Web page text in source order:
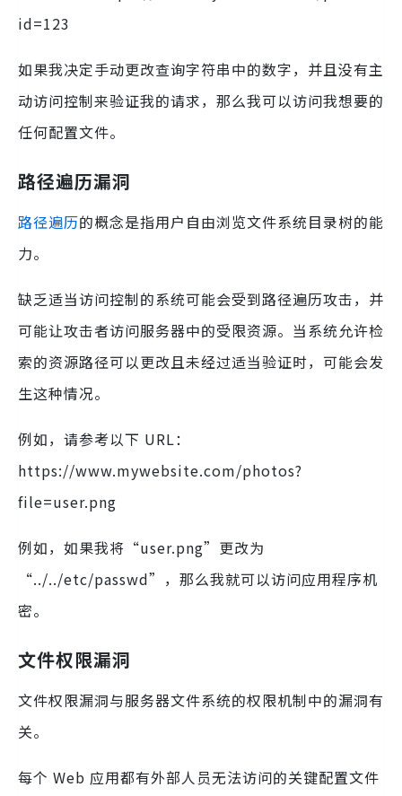
id=123
如果我决定手动更改查询字符串中的数字，并且没有主
动访问控制来验证我的请求，那么我可以访问我想要的
任何配置文件。
路径遍历漏洞
路径遍历的概念是指用户自由浏览文件系统目录树的能
力。
缺乏适当访问控制的系统可能会受到路径遍历攻击，并
可能让攻击者访问服务器中的受限资源。当系统允许检
索的资源路径可以更改且未经过适当验证时，可能会发
生这种情况。
例如，请参考以下 URL：
https://www.mywebsite.com/photos?
file=user.png
例如，如果我将“user.png”更改为
“../../etc/passwd”，那么我就可以访问应用程序机
密。
文件权限漏洞
文件权限漏洞与服务器文件系统的权限机制中的漏洞有
关。
每个 Web 应用都有外部人员无法访问的关键配置文件